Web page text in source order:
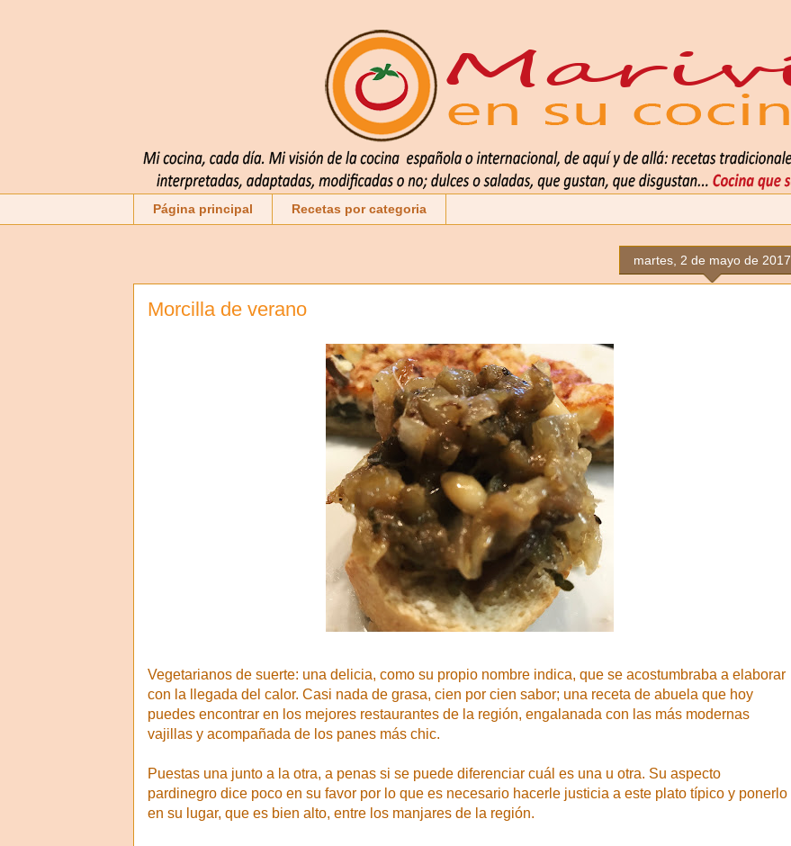
Página principal Recetas por categoria
martes, 2 de mayo de 2017
Morcilla de verano
Vegetarianos de suerte: una delicia, como su propio nombre indica, que se acostumbraba a elaborar
con la llegada del calor. Casi nada de grasa, cien por cien sabor; una receta de abuela que hoy
puedes encontrar en los mejores restaurantes de la región, engalanada con las más modernas
vajillas y acompañada de los panes más chic.
Puestas una junto a la otra, a penas si se puede diferenciar cuál es una u otra. Su aspecto
pardinegro dice poco en su favor por lo que es necesario hacerle justicia a este plato típico y ponerlo
en su lugar, que es bien alto, entre los manjares de la región.